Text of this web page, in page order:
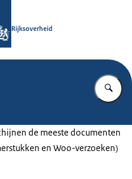
Rijksoverheid
de meeste documenten
en Woo-verzoeken)